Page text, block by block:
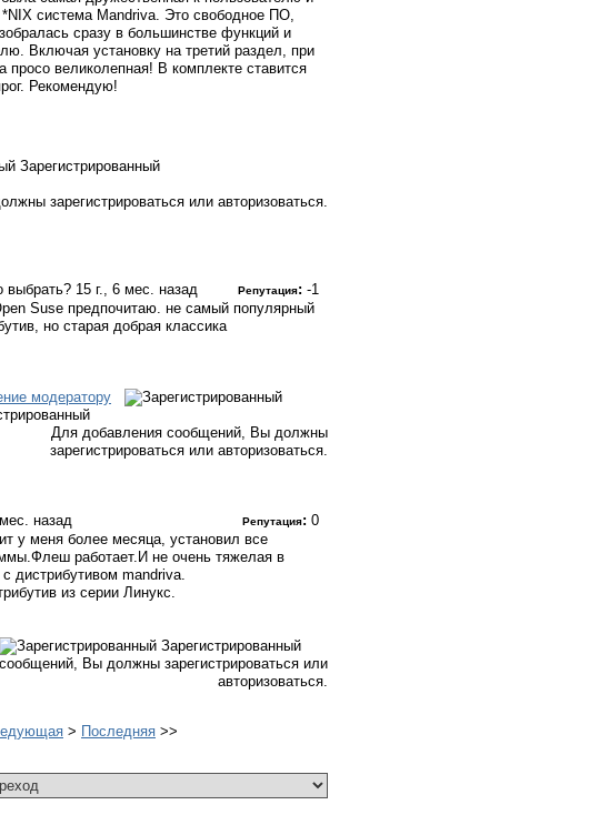
система Mandriva. Это свободное ПО,
сразу в большинстве функций и
Включая установку на третий раздел, при
великолепная! В комплекте ставится
Рекомендую!
Зарегистрированный
зарегистрироваться или авторизоваться.
выбрать? 15 г., 6 мес. назад Репутация: -1
Suse предпочитаю. не самый популярный
но старая добрая классика
модератору
Для добавления сообщений, Вы должны
зарегистрироваться или авторизоваться.
назад Репутация: 0
у меня более месяца, установил все
работает.И не очень тяжелая в
дистрибутивом mandriva.
из серии Линукс.
Зарегистрированный
Вы должны зарегистрироваться или
авторизоваться.
> Последняя >>